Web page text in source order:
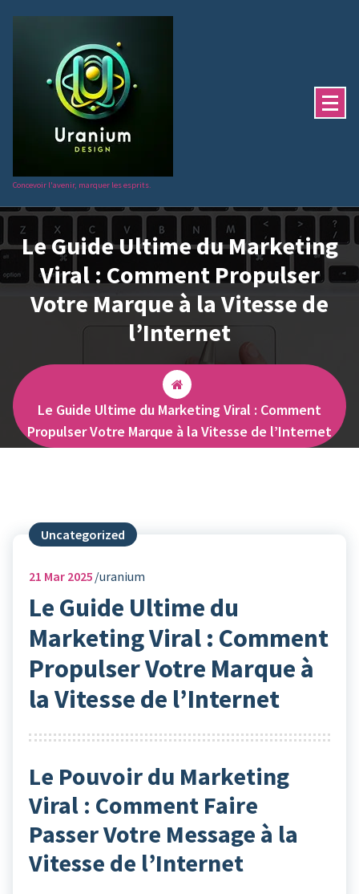
Concevoir l'avenir, marquer les esprits.
Le Guide Ultime du Marketing
Viral : Comment Propulser
Votre Marque à la Vitesse de
l’Internet
Le Guide Ultime du Marketing Viral : Comment
Propulser Votre Marque à la Vitesse de l’Internet
Uncategorized
21 Mar 2025 uranium
Le Guide Ultime du
Marketing Viral : Comment
Propulser Votre Marque à
la Vitesse de l’Internet
Le Pouvoir du Marketing
Viral : Comment Faire
Passer Votre Message à la
Vitesse de l’Internet